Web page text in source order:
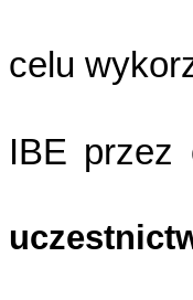
celu
IBE przez